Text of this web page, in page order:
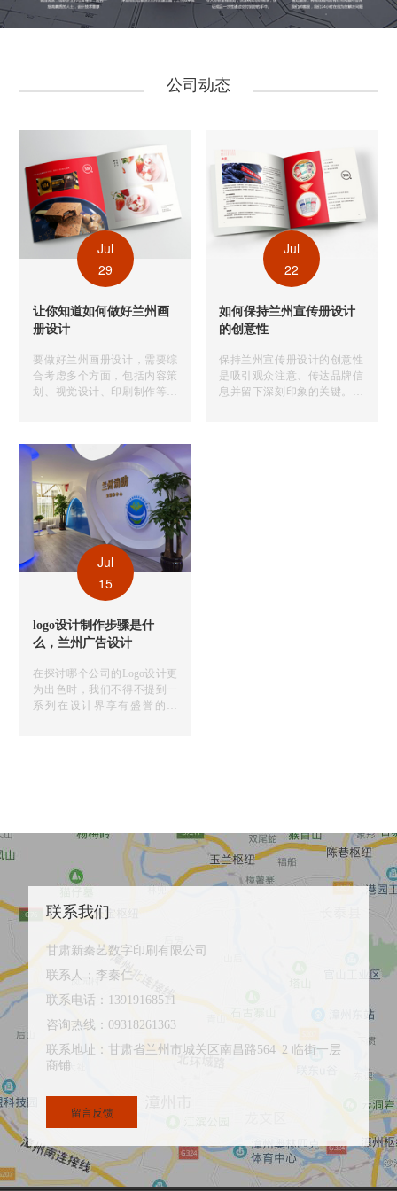
公司动态
Jul
29
让你知道如何做好兰州画
册设计
要做好兰州画册设计，需要综
合考虑多个方面，包括内容策
划、视觉设计、印刷制作等。
Jul
22
如何保持兰州宣传册设计
的创意性
保持兰州宣传册设计的创意性
是吸引观众注意、传达品牌信
息并留下深刻印象的关键。以
Jul
15
logo设计制作步骤是什
么，兰州广告设计
在探讨哪个公司的Logo设计更
为出色时，我们不得不提到一
系列在设计界享有盛誉的企
联系我们
甘肃新秦艺数字印刷有限公司
联系人：李秦仁
联系电话：13919168511
咨询热线：09318261363
联系地址：甘肃省兰州市城关区南昌路564_2 临街一层
商铺
留言反馈